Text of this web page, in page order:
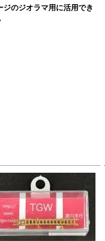
ジのジオラマ用に活用でき